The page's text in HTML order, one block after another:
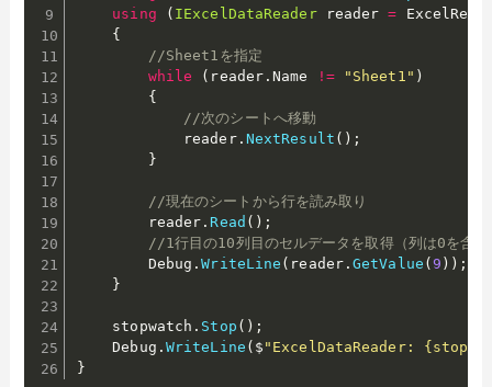
using
( IExcelDataReader reader =
{
//Sheet1を指定
while
( reader .Name != "Sheet1" )
{
//次のシートへ移動
            reader
. NextResult ( ) ;
}
//現在のシートから行を読み取り
        reader
. Read ( ) ;
//1行目の10列目のセルデータを取得（列は0を含む
        Debug
.WriteLine ( reader.GetValue ( 9 ) ) ;
}
    stopwatch
. Stop ( ) ;
    Debug
. WriteLine ( $ "ExcelDataReader:
}